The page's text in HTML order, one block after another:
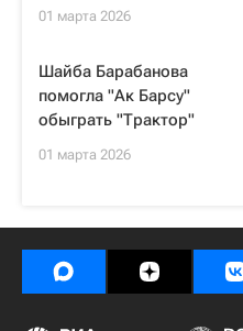
01 марта 2026
Шайба Барабанова
помогла "Ак Барсу"
обыграть "Трактор"
01 марта 2026